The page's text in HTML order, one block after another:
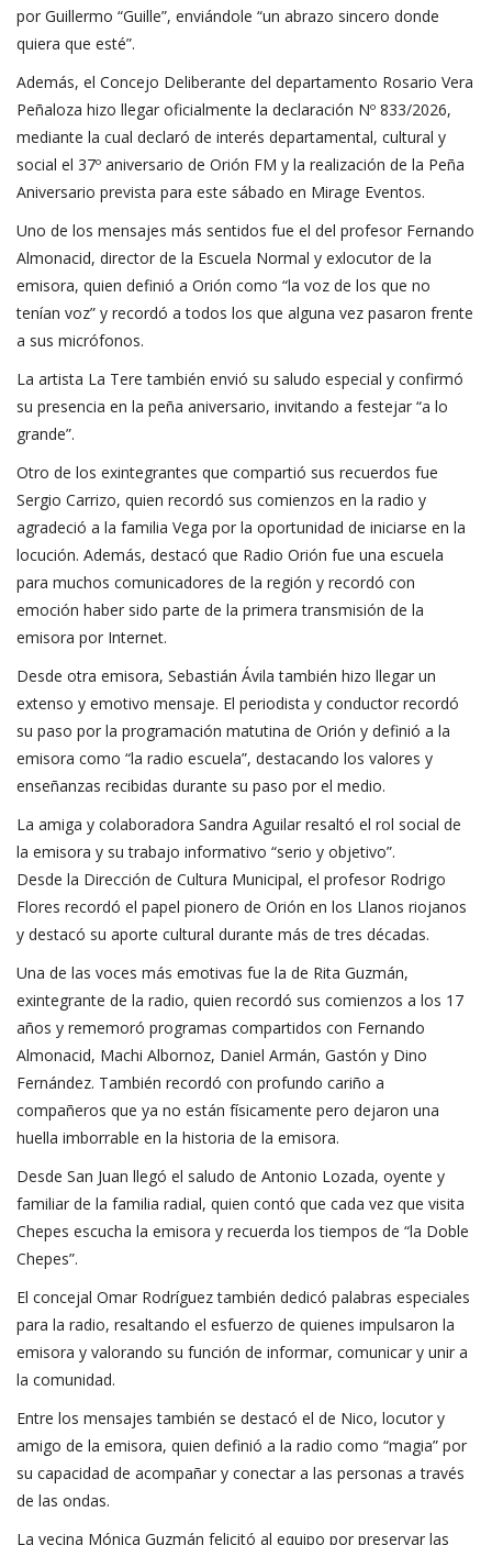
por Guillermo “Guille”, enviándole “un abrazo sincero donde
quiera que esté”.
Además, el Concejo Deliberante del departamento Rosario Vera
Peñaloza hizo llegar oficialmente la declaración Nº 833/2026,
mediante la cual declaró de interés departamental, cultural y
social el 37º aniversario de Orión FM y la realización de la Peña
Aniversario prevista para este sábado en Mirage Eventos.
Uno de los mensajes más sentidos fue el del profesor Fernando
Almonacid, director de la Escuela Normal y exlocutor de la
emisora, quien definió a Orión como “la voz de los que no
tenían voz” y recordó a todos los que alguna vez pasaron frente
a sus micrófonos.
La artista La Tere también envió su saludo especial y confirmó
su presencia en la peña aniversario, invitando a festejar “a lo
grande”.
Otro de los exintegrantes que compartió sus recuerdos fue
Sergio Carrizo, quien recordó sus comienzos en la radio y
agradeció a la familia Vega por la oportunidad de iniciarse en la
locución. Además, destacó que Radio Orión fue una escuela
para muchos comunicadores de la región y recordó con
emoción haber sido parte de la primera transmisión de la
emisora por Internet.
Desde otra emisora, Sebastián Ávila también hizo llegar un
extenso y emotivo mensaje. El periodista y conductor recordó
su paso por la programación matutina de Orión y definió a la
emisora como “la radio escuela”, destacando los valores y
enseñanzas recibidas durante su paso por el medio.
La amiga y colaboradora Sandra Aguilar resaltó el rol social de
la emisora y su trabajo informativo “serio y objetivo”.
Desde la Dirección de Cultura Municipal, el profesor Rodrigo
Flores recordó el papel pionero de Orión en los Llanos riojanos
y destacó su aporte cultural durante más de tres décadas.
Una de las voces más emotivas fue la de Rita Guzmán,
exintegrante de la radio, quien recordó sus comienzos a los 17
años y rememoró programas compartidos con Fernando
Almonacid, Machi Albornoz, Daniel Armán, Gastón y Dino
Fernández. También recordó con profundo cariño a
compañeros que ya no están físicamente pero dejaron una
huella imborrable en la historia de la emisora.
Desde San Juan llegó el saludo de Antonio Lozada, oyente y
familiar de la familia radial, quien contó que cada vez que visita
Chepes escucha la emisora y recuerda los tiempos de “la Doble
Chepes”.
El concejal Omar Rodríguez también dedicó palabras especiales
para la radio, resaltando el esfuerzo de quienes impulsaron la
emisora y valorando su función de informar, comunicar y unir a
la comunidad.
Entre los mensajes también se destacó el de Nico, locutor y
amigo de la emisora, quien definió a la radio como “magia” por
su capacidad de acompañar y conectar a las personas a través
de las ondas.
La vecina Mónica Guzmán felicitó al equipo por preservar las